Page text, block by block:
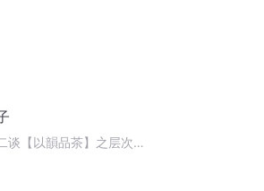
谈【以韻品茶】之层次感